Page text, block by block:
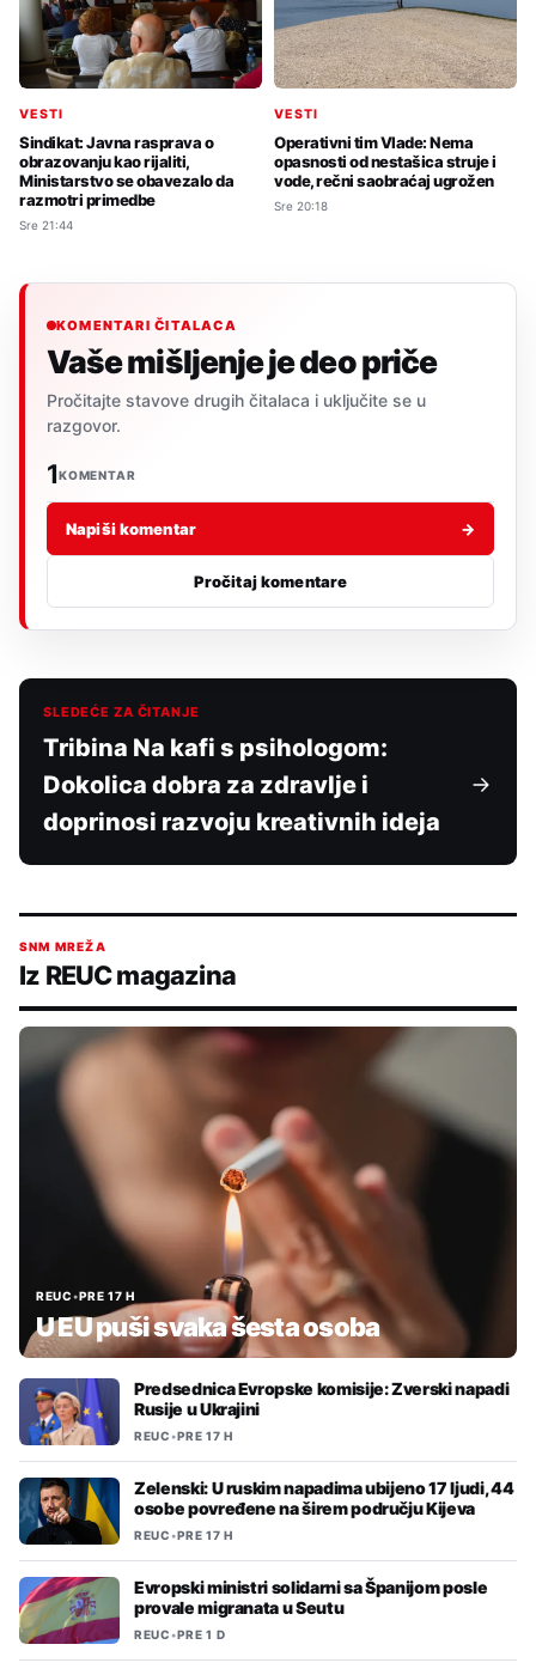
VESTI
Sindikat: Javna rasprava o
obrazovanju kao rijaliti,
Ministarstvo se obavezalo da
razmotri primedbe
Sre 21:44
VESTI
Operativni tim Vlade: Nema
opasnosti od nestašica struje i
vode, rečni saobraćaj ugrožen
Sre 20:18
KOMENTARI ČITALACA
Vaše mišljenje je deo priče
Pročitajte stavove drugih čitalaca i uključite se u
razgovor.
1KOMENTAR
Napiši komentar →
Pročitaj komentare
SLEDEĆE ZA ČITANJE
Tribina Na kafi s psihologom:
Dokolica dobra za zdravlje i
doprinosi razvoju kreativnih ideja
SNM MREŽA
Iz REUC magazina
REUC•PRE 17 H
U EU puši svaka šesta osoba
Predsednica Evropske komisije: Zverski napadi
Rusije u Ukrajini
REUC•PRE 17 H
Zelenski: U ruskim napadima ubijeno 17 ljudi, 44
osobe povređene na širem području Kijeva
REUC•PRE 17 H
Evropski ministri solidarni sa Španijom posle
provale migranata u Seutu
REUC•PRE 1 D